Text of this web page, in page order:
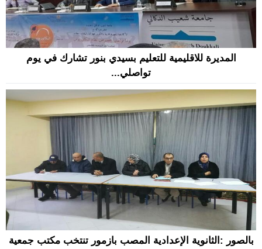
المديرة للاقليمية للتعليم بسيدي بنور تشارك في يوم
تواصلي...
بالصور :الثانوية الإعدادية المصب بازمور تنتخب مكتب جمعية